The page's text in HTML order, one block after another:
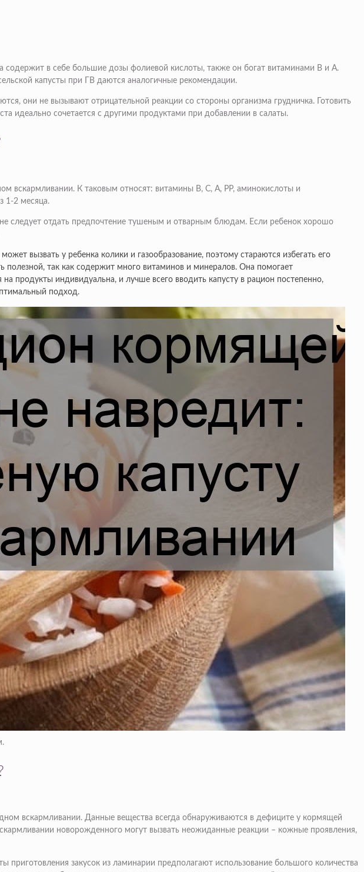
в себе большие дозы фолиевой кислоты, также он богат витаминами В и А.
капусты при ГВ даются аналогичные рекомендации.
они не вызывают отрицательной реакции со стороны организма грудничка. Готовить
идеально сочетается с другими продуктами при добавлении в салаты.
вскармливании. К таковым относят: витамины В, С, А, РР, аминокислоты и
1-2 месяца.
следует отдать предпочтение тушеным и отварным блюдам. Если ребенок хорошо
вызвать у ребенка колики и газообразование, поэтому стараются избегать его
так как содержит много витаминов и минералов. Она помогает
продукты индивидуальна, и лучше всего вводить капусту в рацион постепенно,
подход.
вскармливании. Данные вещества всегда обнаруживаются в дефиците у кормящей
новорожденного могут вызвать неожиданные реакции – кожные проявления,
закусок из ламинарии предполагают использование большого количества